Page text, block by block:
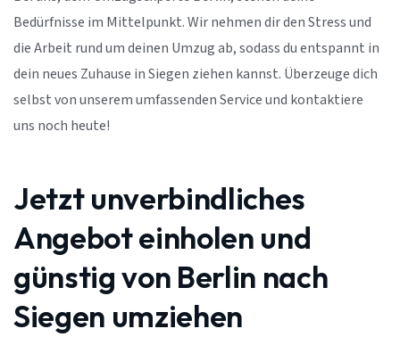
Bedürfnisse im Mittelpunkt. Wir nehmen dir den Stress und
die Arbeit rund um deinen Umzug ab, sodass du entspannt in
dein neues Zuhause in Siegen ziehen kannst. Überzeuge dich
selbst von unserem umfassenden Service und kontaktiere
uns noch heute!
Jetzt unverbindliches
Angebot einholen und
günstig von Berlin nach
Siegen umziehen